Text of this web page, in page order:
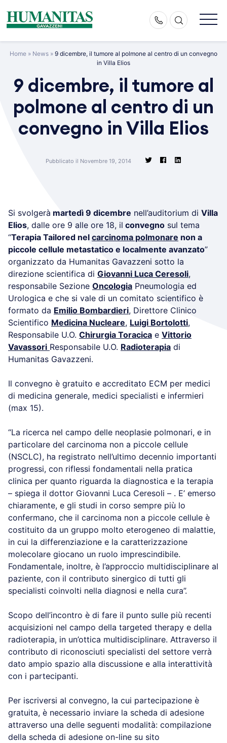
content
Home » News » 9 dicembre, il tumore al polmone al centro di un convegno
in Villa Elios
9 dicembre, il tumore al
polmone al centro di un
convegno in Villa Elios
Pubblicato il Novembre 19, 2014
Si svolgerà martedì 9 dicembre nell’auditorium di Villa
Elios, dalle ore 9 alle ore 18, il convegno sul tema
“Terapia Tailored nel carcinoma polmonare non a
piccole cellule metastatico e localmente avanzato”
organizzato da Humanitas Gavazzeni sotto la
direzione scientifica di Giovanni Luca Ceresoli,
responsabile Sezione Oncologia Pneumologia ed
Urologica e che si vale di un comitato scientifico è
formato da Emilio Bombardieri, Direttore Clinico
Scientifico Medicina Nucleare, Luigi Bortolotti,
Responsabile U.O. Chirurgia Toracica e Vittorio
Vavassori Responsabile U.O. Radioterapia di
Humanitas Gavazzeni.
Il convegno è gratuito e accreditato ECM per medici
di medicina generale, medici specialisti e infermieri
(max 15).
“La ricerca nel campo delle neoplasie polmonari, e in
particolare del carcinoma non a piccole cellule
(NSCLC), ha registrato nell’ultimo decennio importanti
progressi, con riflessi fondamentali nella pratica
clinica per quanto riguarda la diagnostica e la terapia
– spiega il dottor Giovanni Luca Ceresoli – . E’ emerso
chiaramente, e gli studi in corso sempre più lo
confermano, che il carcinoma non a piccole cellule è
costituito da un gruppo molto eterogeneo di malattie,
in cui la differenziazione e la caratterizzazione
molecolare giocano un ruolo imprescindibile.
Fondamentale, inoltre, è l’approccio multidisciplinare al
paziente, con il contributo sinergico di tutti gli
specialisti coinvolti nella diagnosi e nella cura”.
Scopo dell’incontro è di fare il punto sulle più recenti
acquisizioni nel campo della targeted therapy e della
radioterapia, in un’ottica multidisciplinare. Attraverso il
contributo di riconosciuti specialisti del settore verrà
dato ampio spazio alla discussione e alla interattività
con i partecipanti.
Per iscriversi al convegno, la cui partecipazione è
gratuita, è necessario inviare la scheda di adesione
attraverso una delle seguenti modalità: compilazione
della scheda di adesione on-line su sito